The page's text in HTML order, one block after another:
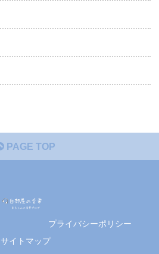
PAGE TOP
プライバシーポリシー
サイトマップ